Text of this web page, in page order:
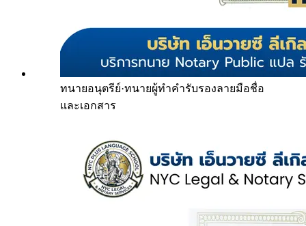
ทนายอนุตรีย์·ทนายผู้ทำคำรับรองลายมือชื่อ
และเอกสาร